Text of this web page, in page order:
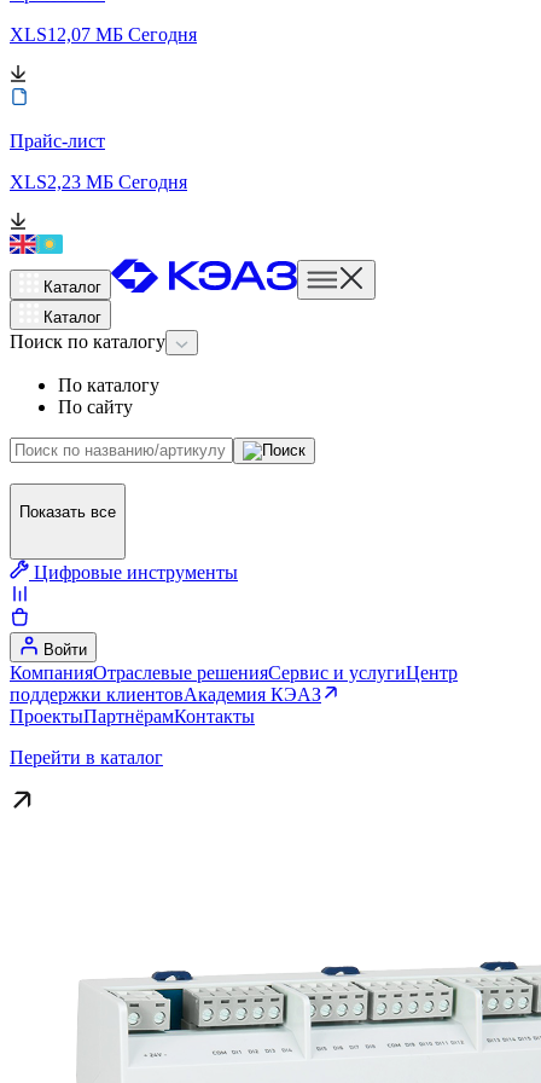
XLS12,07 МБ Сегодня
Прайс-лист
XLS2,23 МБ Сегодня
Каталог
Каталог
Поиск по каталогу
По каталогу
По сайту
Показать все
Цифровые инструменты
Войти
КомпанияОтраслевые решенияСервис и услугиЦентр
поддержки клиентовАкадемия КЭАЗ
ПроектыПартнёрамКонтакты
Перейти в каталог